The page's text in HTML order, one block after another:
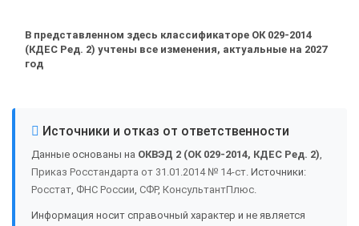
В представленном здесь классификаторе ОК 029-2014
(КДЕС Ред. 2) учтены все изменения, актуальные на 2027
год
Источники и отказ от ответственности
Данные основаны на ОКВЭД 2 (ОК 029-2014, КДЕС Ред. 2),
Приказ Росстандарта от 31.01.2014 № 14-ст. Источники:
Росстат, ФНС России, СФР, КонсультантПлюс.
Информация носит справочный характер и не является